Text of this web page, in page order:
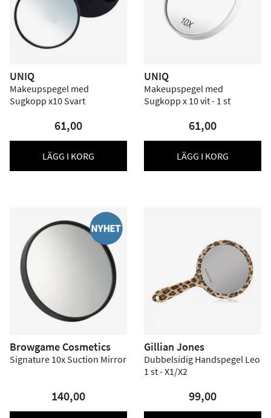
UNIQ
Makeupspegel med
Sugkopp x10 Svart
61,00
LÄGG I KORG
UNIQ
Makeupspegel med
Sugkopp x 10 vit - 1 st
61,00
LÄGG I KORG
Browgame Cosmetics
Signature 10x Suction Mirror
140,00
Gillian Jones
Dubbelsidig Handspegel Leo
1 st - X1/X2
99,00